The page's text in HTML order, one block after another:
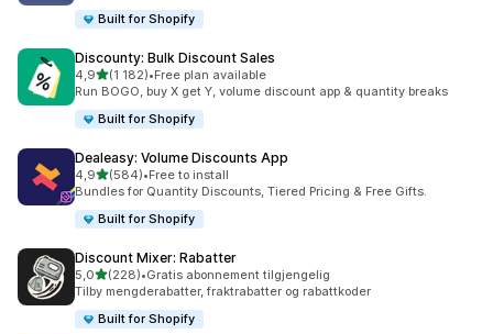
Built for Shopify
Discounty: Bulk Discount Sales
4,9av 5 stjerner
(1 182)
Totalt 1182 omtaler
•Free plan available
Run BOGO, buy X get Y, volume discount app & quantity breaks
Built for Shopify
Dealeasy: Volume Discounts App
4,9av 5 stjerner
(584)
Totalt 584 omtaler
•Free to install
Bundles for Quantity Discounts, Tiered Pricing & Free Gifts.
Built for Shopify
Discount Mixer: Rabatter
5,0av 5 stjerner
(228)
Totalt 228 omtaler
•Gratis abonnement tilgjengelig
Tilby mengderabatter, fraktrabatter og rabattkoder
Built for Shopify